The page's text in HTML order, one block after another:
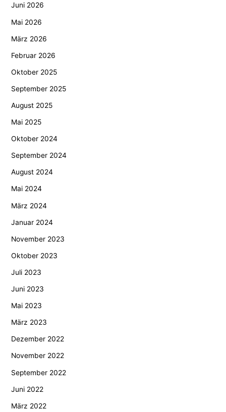
Juni 2026
Mai 2026
März 2026
Februar 2026
Oktober 2025
September 2025
August 2025
Mai 2025
Oktober 2024
September 2024
August 2024
Mai 2024
März 2024
Januar 2024
November 2023
Oktober 2023
Juli 2023
Juni 2023
Mai 2023
März 2023
Dezember 2022
November 2022
September 2022
Juni 2022
März 2022